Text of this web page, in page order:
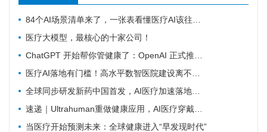
84个AI场景清单来了，一张表看懂医疗AI该往哪发力
医疗大模型，最核心的十家公司！
ChatGPT 开始帮你管健康了：OpenAI 正式推出 Health 功能，AI 进入医疗意味着什么？
医疗AI落地有门槛！高水平数智医院建设离不开16个能力（附自查表）
全球同步研发新药中国首发，AI医疗加速落地——医疗前沿资讯速览
速递｜Ultrahuman重做健康应用，AI医疗穿戴从“看数据”转向“给行动”
当医疗开始预测未来：全球健康进入“早发现时代”